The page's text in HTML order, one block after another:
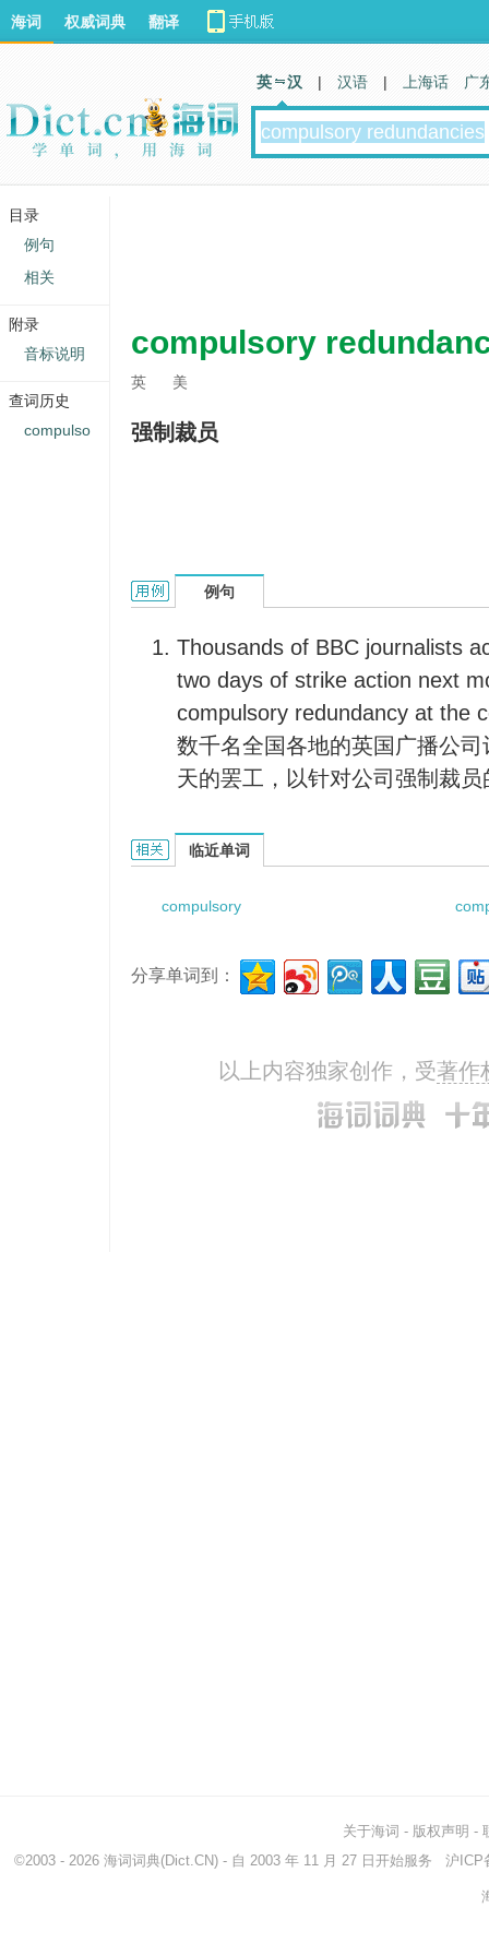
compulsory
英 美
强制裁员
compulsory redundancies的用法和样例：
例句
Thousands of BBC journalists
two days of strike action next
compulsory redundancy at the
数千名全国各地的英国广播公
天的罢工，以针对公司强制裁员
compulsory redundancies的相关资料：
临近单词
compulsory
分享单词到：
以上内容独家创作，受著作
海词 权威词典 翻译
英 汉 | 汉语 | 上海话 广
关于海词 - 版权声明 -
©2003 - 2026 海词词典(Dict.CN) - 自 2003 年 11 月 27 日开始服务 沪ICP
目录
例句
相关
附录
音标说明
查词历史
compulso